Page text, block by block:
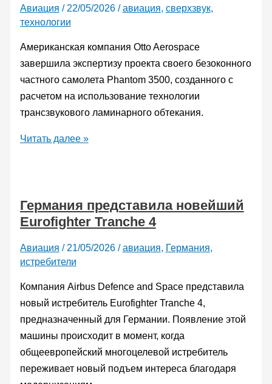
сверхзвуковой
скорости
Авиация / 22/05/2026 /авиация, сверхзвук,
технологии
Американская компания Otto Aerospace
завершила экспертизу проекта своего безоконного
частного самолета Phantom 3500, созданного с
расчетом на использование технологии
трансзвукового ламинарного обтекания.
Бизнес-
Phantom
3500
ключевую
экспертизу
Читать далее »
Германия представила новейший
Eurofighter Tranche 4
Авиация / 21/05/2026 /авиация, Германия,
истребители
Компания Airbus Defence and Space представила
новый истребитель Eurofighter Tranche 4,
предназначенный для Германии. Появление этой
машины происходит в момент, когда
общеевропейский многоцелевой истребитель
переживает новый подъем интереса благодаря